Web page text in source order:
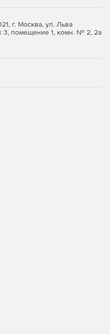
г. Москва, ул. Льва
3, помещение 1, комн. № 2, 2а